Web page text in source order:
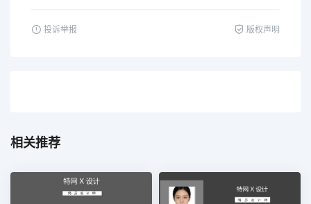
投诉举报 版权声明
相关推荐